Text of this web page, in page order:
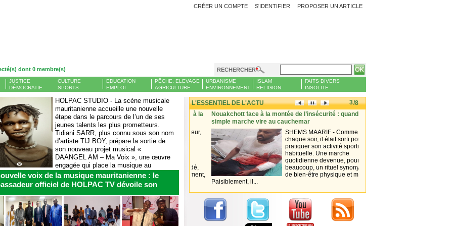
PROPOSER UN ARTICLE
CRÉER UN COMPTE S'IDENTIFIER
dont 0 membre(s) RECHERCHER
JUSTICE
DÉMOCRATIE
CULTURE
SPORTS
EDUCATION
EMPLOI
PÊCHE, ELEVAGE
AGRICULTURE
URBANISME
ENVIRONNEMENT
ISLAM
RELIGION
FAITS DIVERS
INSOLITE
HOLPAC STUDIO - La scène musicale
mauritanienne accueille une nouvelle
étape dans le parcours de l’un de ses
jeunes talents les plus prometteurs.
Tidiani SARR, plus connu sous son nom
d’artiste TIJ BOY, prépare la sortie de
son nouveau projet musical «
DAANGEL AM – Ma Voix », une œuvre
engagée qui place la musique au
service de la sensibilisation,...
voix de la musique mauritanienne : le
officiel de HOLPAC TV dévoile son
DAANGEL AM – Ma Voix »
L'ESSENTIEL DE L'ACTU
/8
a
du
cours
Le ministre de l’Intérieur adresse un avertissement à la
société chargée de la propreté de Nouakchott
AMI - Le ministre de l’Intérieur,
de la Promotion de la
Décentralisation et du
Développement local, M.
Mohamed Ahmed Ould
Mohamed Lemine, a présidé,
lundi, au siège du département,
une réunion d’urgence avec les...
Nouakchott face à la montée de l’insécurité : quand une
simple marche vire au cauchemar
SHEMS MAARIF - Comme
chaque soir, il était sorti pour
pratiquer son activité sportive
habituelle. Une marche
quotidienne devenue, pour
beaucoup, un rituel synonyme
de bien-être physique et moral.
Paisiblement, il...
3